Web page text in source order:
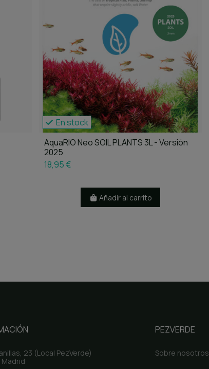
En stock
AquaRIO Neo SOIL PLANTS 3L - Versión
2025
18,95 €
Añadir al carrito
23 (Local PezVerde)
PEZVERDE
Sobre nosotros